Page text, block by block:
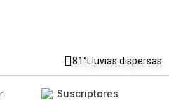
81°Lluvias dispersas
Suscriptores